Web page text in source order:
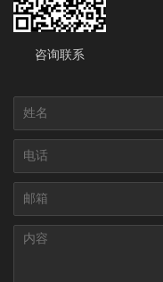
咨询联系